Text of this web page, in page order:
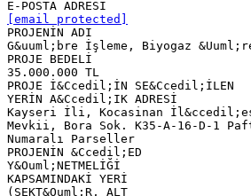
[email protected]